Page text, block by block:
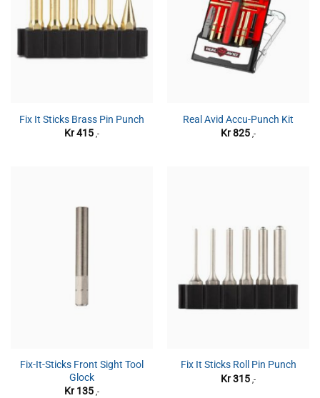
Fix It Sticks Brass Pin Punch
Kr415 ,-
Real Avid Accu-Punch Kit
Kr825 ,-
Fix-It-Sticks Front Sight Tool
Glock
Kr135 ,-
Fix It Sticks Roll Pin Punch
Kr315 ,-